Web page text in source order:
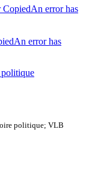
CopiedAn error has
An error has
politique; VLB